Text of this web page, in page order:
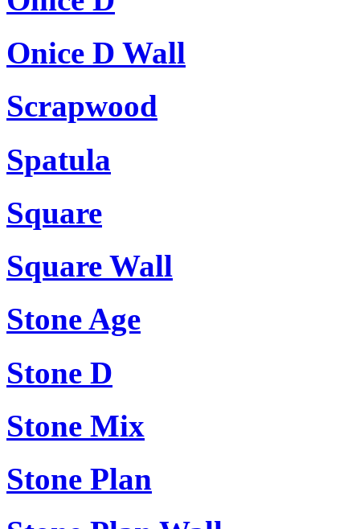
Onice D Wall
Scrapwood
Spatula
Square
Square Wall
Stone Age
Stone D
Stone Mix
Stone Plan